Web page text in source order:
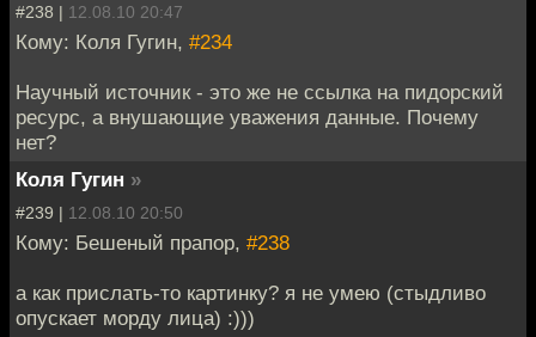
#238 | 12.08.10 20:47
Кому: Коля Гугин, #234
Научный источник - это же не ссылка на пидорский
ресурс, а внушающие уважения данные. Почему
нет?
Коля Гугин »
#239 | 12.08.10 20:50
Кому: Бешеный прапор, #238
а как прислать-то картинку? я не умею (стыдливо
опускает морду лица) :)))